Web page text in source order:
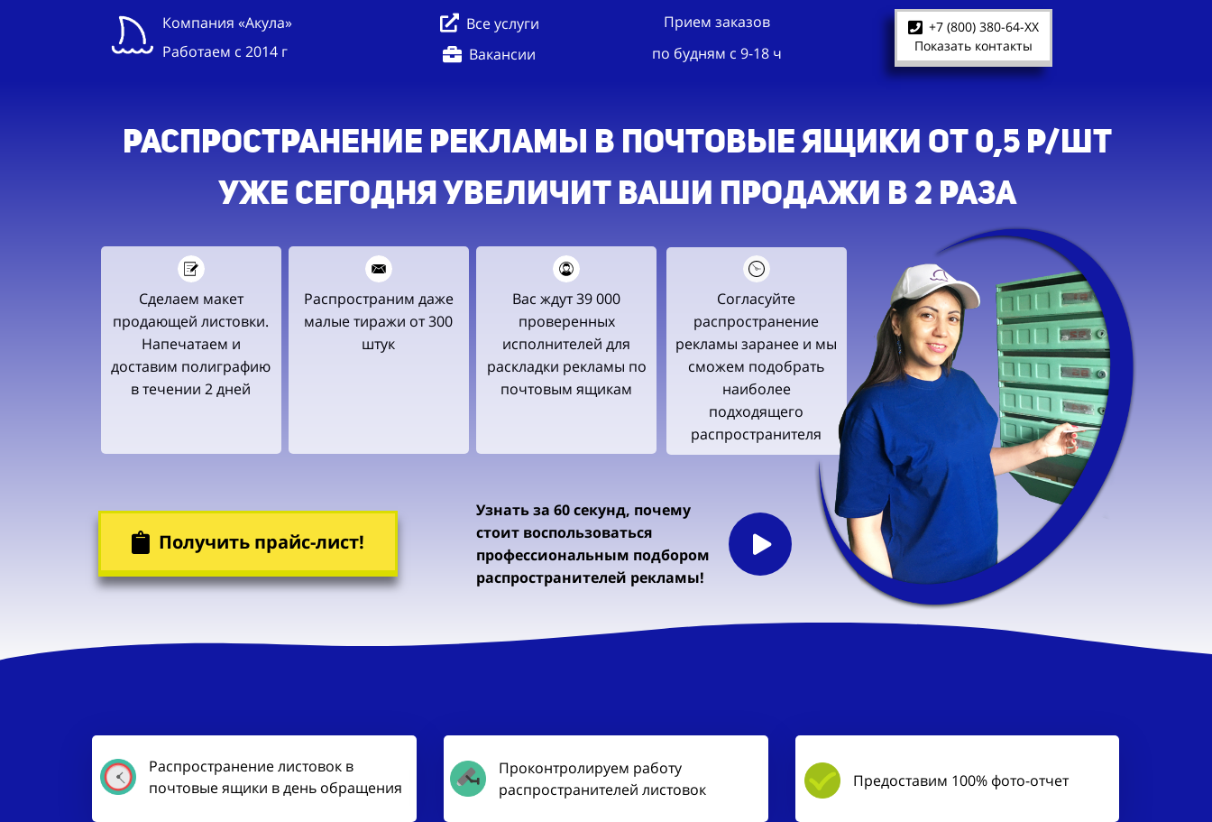
Компания «Акула»
Работаем с 2014 г
Все услуги
Вакансии
Прием заказов
по будням с 9-18 ч
+7 (800) 380-64-XX
Показать контакты
Согласуйте
распространение
рекламы заранее и мы
сможем подобрать
наиболее
подходящего
распространителя
Сделаем макет
продающей листовки.
Напечатаем и
доставим полиграфию
в течении 2 дней
Вас ждут 39 000
проверенных
исполнителей для
раскладки рекламы по
почтовым ящикам
Распространим даже
малые тиражи от 300
штук
Получить прайс-лист!
Узнать за 60 секунд, почему
стоит воспользоваться
профессиональным подбором
распространителей рекламы!
РАСПРОСТРАНЕНИЕ РЕКЛАМЫ В ПОЧТОВЫЕ ЯЩИКИ ОТ 0,5 Р/ШТ
УЖЕ СЕГОДНЯ УВЕЛИЧИТ ВАШИ ПРОДАЖИ В 2 РАЗА
Распространение листовок в
почтовые ящики в день обращения
Проконтролируем работу
распространителей листовок
Предоставим 100% фото-отчет